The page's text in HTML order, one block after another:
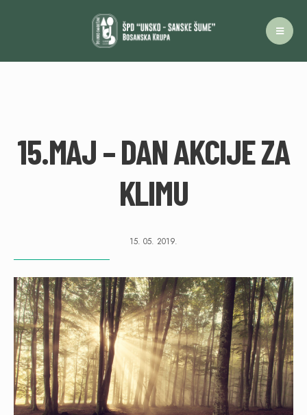
15.MAJ – DAN AKCIJE ZA
KLIMU
15. 05. 2019.